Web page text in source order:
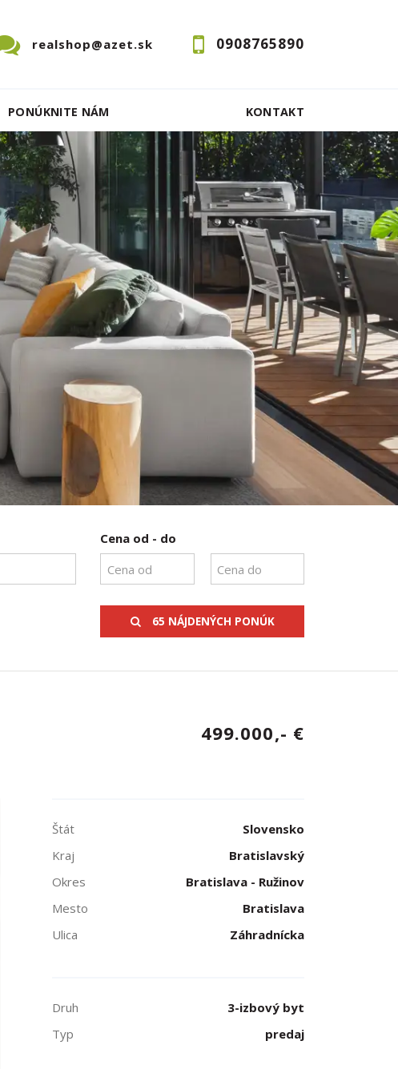
0908765890
realshop@azet.sk
PONÚKNITE NÁM KONTAKT
Cena od - do
65 NÁJDENÝCH PONÚK
499.000,- €
Štát
Slovensko
Kraj
Bratislavský
Okres
Bratislava - Ružinov
Mesto
Bratislava
Ulica
Záhradnícka
Druh
3-izbový byt
Typ
predaj